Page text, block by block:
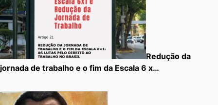
Redução da
jornada de trabalho e o fim da Escala 6 x…